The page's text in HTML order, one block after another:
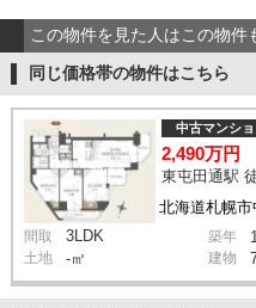
この物件を見た人はこの物件
同じ価格帯の物件はこちら
中古マンシ
2,490万円
間取 3LDK 築年
土地 -㎡ 建物